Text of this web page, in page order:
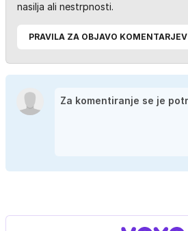
nasilja ali nestrpnosti.
PRAVILA ZA OBJAVO KOMENTARJEV